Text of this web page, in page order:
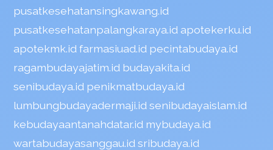
pusatkesehatansingkawang.id
pusatkesehatanpalangkaraya.id apotekerku.id
apotekmk.id farmasiuad.id pecintabudaya.id
ragambudayajatim.id budayakita.id
senibudaya.id penikmatbudaya.id
lumbungbudayadermaji.id senibudayaislam.id
kebudayaantanahdatar.id mybudaya.id
wartabudayasanggau.id sribudaya.id